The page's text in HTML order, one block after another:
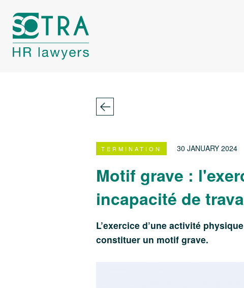
TERMINATION 30 JANUARY 2024
Motif grave :
incapacité de
L’exercice d’une activité
constituer un motif grave.